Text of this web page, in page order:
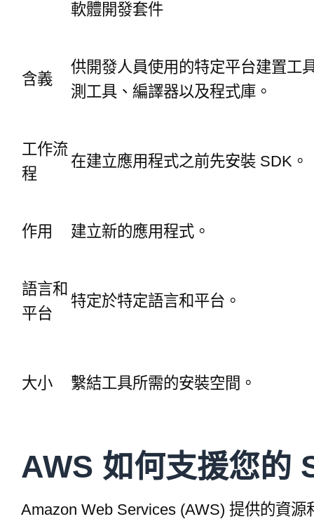
軟體開發套件
含義
供開發人員使用的特定平台建置工
測工具、編譯器以及程式庫。
工作流
程
在建立應用程式之前先安裝 SDK。
作用 建立新的應用程式。
語言和
平台
特定於特定語言和平台。
大小 繫結工具所需的安裝空間。
AWS 如何支援您
Amazon Web Services (AWS) 提供的資